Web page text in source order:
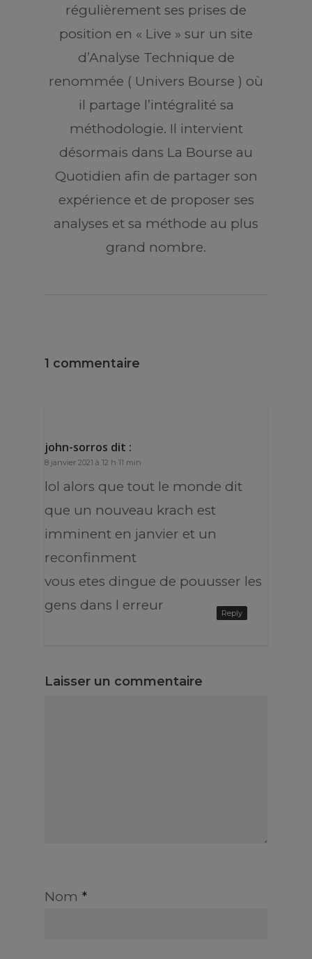
régulièrement ses prises de
position en « Live » sur un site
d’Analyse Technique de
renommée ( Univers Bourse ) où
il partage l’intégralité sa
méthodologie. Il intervient
désormais dans La Bourse au
Quotidien afin de partager son
expérience et de proposer ses
analyses et sa méthode au plus
grand nombre.
1 commentaire
john-sorros dit :
8 janvier 2021 à 12 h 11 min
lol alors que tout le monde dit
que un nouveau krach est
imminent en janvier et un
reconfinment
vous etes dingue de pouusser les
gens dans l erreur
Reply
Laisser un commentaire
Nom *